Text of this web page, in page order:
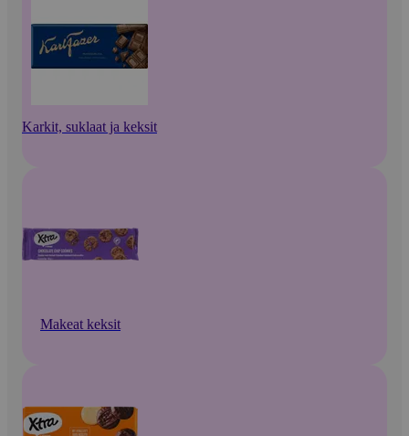
Karkit, suklaat ja keksit
Makeat keksit